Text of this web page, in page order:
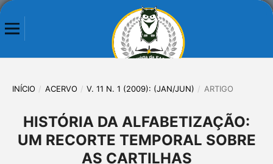
INÍCIO / ACERVO / V. 11 N. 1 (2009): (JAN/JUN) / ARTIGO
HISTÓRIA DA ALFABETIZAÇÃO:
UM RECORTE TEMPORAL SOBRE
AS CARTILHAS